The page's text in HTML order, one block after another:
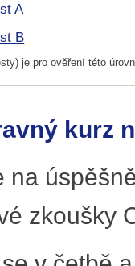
A
B
je pro ověření této
kurz
na
zkoušky